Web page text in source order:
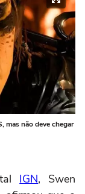
mas não deve chegar
IGN, Swen